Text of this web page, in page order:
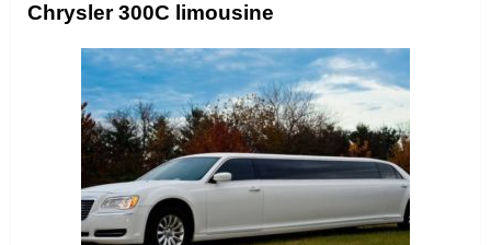
Chrysler 300C limousine